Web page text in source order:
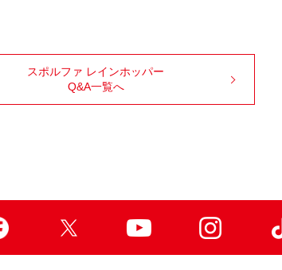
スポルファ レインホッパー
Q&A一覧へ